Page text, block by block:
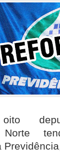
oito
Previdência